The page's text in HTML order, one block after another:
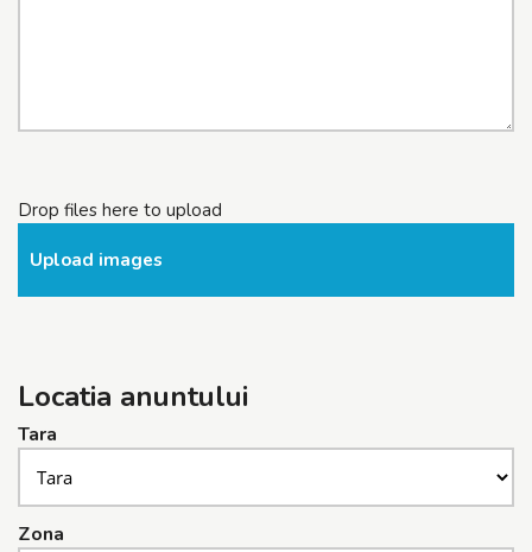
Drop files here to upload
Upload images
Locatia anuntului
Tara
Zona